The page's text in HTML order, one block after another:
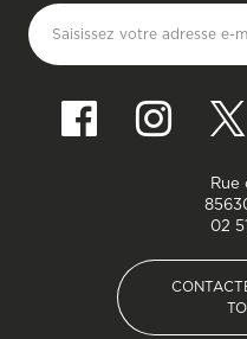
Saisissez votre adresse e-
Rue
02